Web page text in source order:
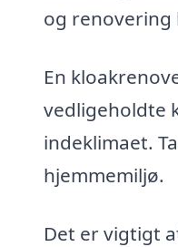
og renovering
En
vedligeholdte
indeklimaet.
hjemmemiljø.
Det er vigtigt